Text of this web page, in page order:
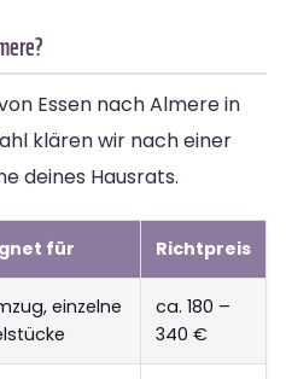
Essen nach Almere in
klären wir nach einer
deines Hausrats.
für Richtpreis
einzelne
ca. 180 –
340 €